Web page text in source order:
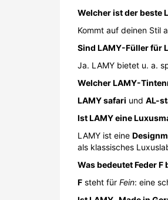
Welcher ist der beste
Kommt auf deinen Stil
Sind LAMY-Füller für
Ja. LAMY bietet u. a.
Welcher LAMY-
LAMY safari und AL-
Ist LAMY eine
LAMY ist eine
als klassisches
Was bedeutet Feder F
F steht für Fein: eine